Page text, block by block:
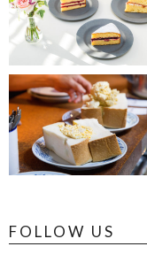
FOLLOW US